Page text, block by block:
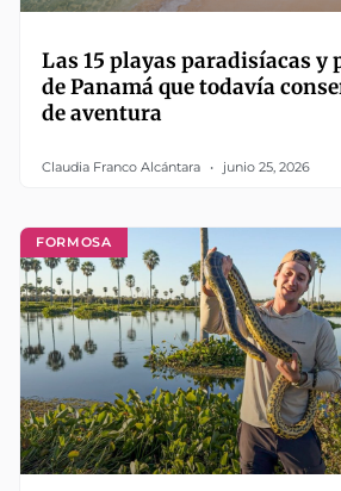
Las 15 playas paradisíacas y
de Panamá que todavía
de aventura
Claudia Franco Alcántara junio 25, 2026
FORMOSA